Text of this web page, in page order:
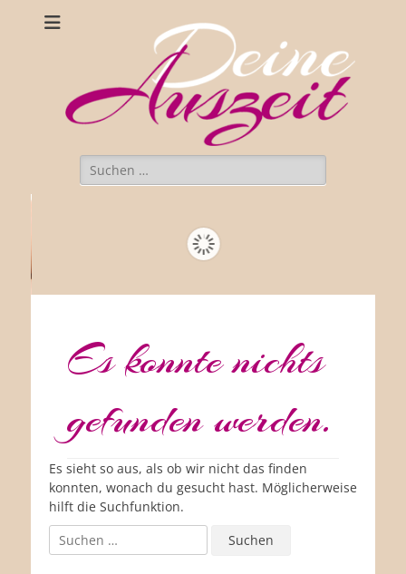
Suche
nach:
Es konnte nichts
gefunden werden.
Es sieht so aus, als ob wir nicht das finden
konnten, wonach du gesucht hast. Möglicherweise
hilft die Suchfunktion.
Suche
nach: